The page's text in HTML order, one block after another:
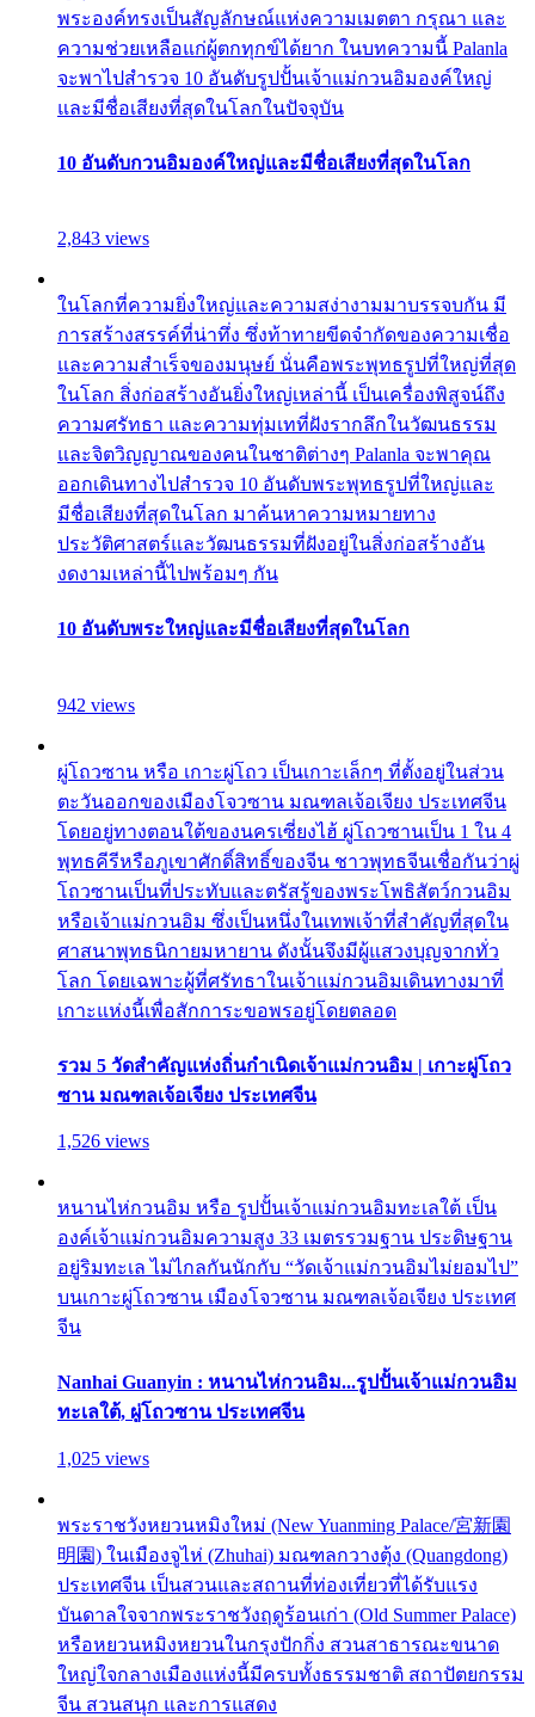
พระองค์ทรงเป็นสัญลักษณ์แห่งความเมตตา กรุณา และ
ความช่วยเหลือแก่ผู้ตกทุกข์ได้ยาก ในบทความนี้ Palanla
จะพาไปสำรวจ 10 อันดับรูปปั้นเจ้าแม่กวนอิมองค์ใหญ่
และมีชื่อเสียงที่สุดในโลกในปัจจุบัน
10 อันดับกวนอิมองค์ใหญ่และมีชื่อเสียงที่สุดในโลก
2,843 views
ในโลกที่ความยิ่งใหญ่และความสง่างามมาบรรจบกัน มี
การสร้างสรรค์ที่น่าทึ่ง ซึ่งท้าทายขีดจำกัดของความเชื่อ
และความสำเร็จของมนุษย์ นั่นคือพระพุทธรูปที่ใหญ่ที่สุด
ในโลก สิ่งก่อสร้างอันยิ่งใหญ่เหล่านี้ เป็นเครื่องพิสูจน์ถึง
ความศรัทธา และความทุ่มเทที่ฝังรากลึกในวัฒนธรรม
และจิตวิญญาณของคนในชาติต่างๆ Palanla จะพาคุณ
ออกเดินทางไปสำรวจ 10 อันดับพระพุทธรูปที่ใหญ่และ
มีชื่อเสียงที่สุดในโลก มาค้นหาความหมายทาง
ประวัติศาสตร์และวัฒนธรรมที่ฝังอยู่ในสิ่งก่อสร้างอัน
งดงามเหล่านี้ไปพร้อมๆ กัน
10 อันดับพระใหญ่และมีชื่อเสียงที่สุดในโลก
942 views
ผู่โถวซาน หรือ เกาะผู่โถว เป็นเกาะเล็กๆ ที่ตั้งอยู่ในส่วน
ตะวันออกของเมืองโจวซาน มณฑลเจ้อเจียง ประเทศจีน
โดยอยู่ทางตอนใต้ของนครเซี่ยงไฮ้ ผู่โถวซานเป็น 1 ใน 4
พุทธคีรีหรือภูเขาศักดิ์สิทธิ์ของจีน ชาวพุทธจีนเชื่อกันว่าผู่
โถวซานเป็นที่ประทับและตรัสรู้ของพระโพธิสัตว์กวนอิม
หรือเจ้าแม่กวนอิม ซึ่งเป็นหนึ่งในเทพเจ้าที่สำคัญที่สุดใน
ศาสนาพุทธนิกายมหายาน ดังนั้นจึงมีผู้แสวงบุญจากทั่ว
โลก โดยเฉพาะผู้ที่ศรัทธาในเจ้าแม่กวนอิมเดินทางมาที่
เกาะแห่งนี้เพื่อสักการะขอพรอยู่โดยตลอด
รวม 5 วัดสำคัญแห่งถิ่นกำเนิดเจ้าแม่กวนอิม | เกาะผู่โถว
ซาน มณฑลเจ้อเจียง ประเทศจีน
1,526 views
หนานไห่กวนอิม หรือ รูปปั้นเจ้าแม่กวนอิมทะเลใต้ เป็น
องค์เจ้าแม่กวนอิมความสูง 33 เมตรรวมฐาน ประดิษฐาน
อยู่ริมทะเล ไม่ไกลกันนักกับ “วัดเจ้าแม่กวนอิมไม่ยอมไป”
บนเกาะผู่โถวซาน เมืองโจวซาน มณฑลเจ้อเจียง ประเทศ
จีน
Nanhai Guanyin : หนานไห่กวนอิม...รูปปั้นเจ้าแม่กวนอิม
ทะเลใต้, ผู่โถวซาน ประเทศจีน
1,025 views
พระราชวังหยวนหมิงใหม่ (New Yuanming Palace/宮新園
明園) ในเมืองจูไห่ (Zhuhai) มณฑลกวางตุ้ง (Quangdong)
ประเทศจีน เป็นสวนและสถานที่ท่องเที่ยวที่ได้รับแรง
บันดาลใจจากพระราชวังฤดูร้อนเก่า (Old Summer Palace)
หรือหยวนหมิงหยวนในกรุงปักกิ่ง สวนสาธารณะขนาด
ใหญ่ใจกลางเมืองแห่งนี้มีครบทั้งธรรมชาติ สถาปัตยกรรม
จีน สวนสนุก และการแสดง